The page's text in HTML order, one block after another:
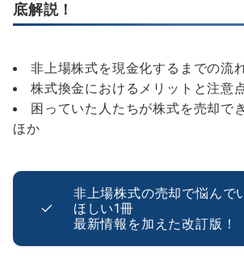
底解説！
非上場株式を現金化するまでの流
株式換金におけるメリットと注意
困っていた人たちが株式を売却で
ほか
非上場株式の売却で悩んで
ほしい1冊
最新情報を加えた改訂版！